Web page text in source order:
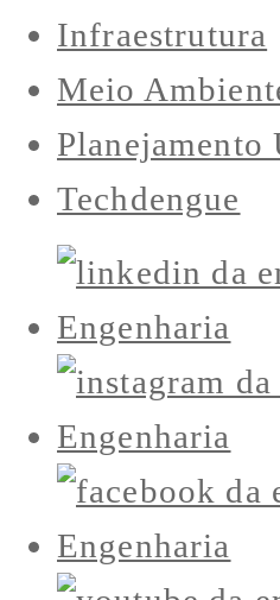
Infraestrutura
Meio
Planejamento
Techdengue